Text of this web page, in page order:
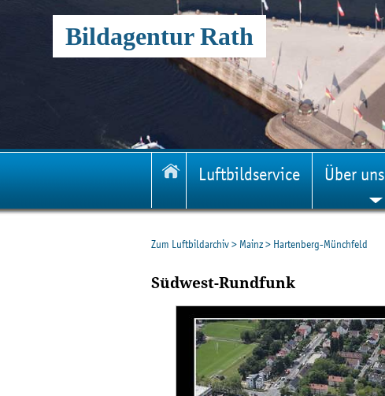
Bildagentur Rath
Luftbildservice Über uns
Zum Luftbildarchiv> Mainz> Hartenberg-Münchfeld
Südwest-Rundfunk